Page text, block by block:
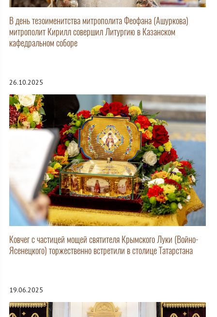
В день тезоименитства митрополита Феофана (Ашуркова)
митрополит Кирилл совершил Литургию в Казанском
кафедральном соборе
26.10.2025
Ковчег с частицей мощей святителя Крымского Луки (Войно-
Ясенецкого) торжественно встретили в столице Татарстана
19.06.2025